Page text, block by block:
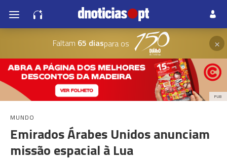
Faltam 65 diaspara os ×
PUB
MUNDO
Emirados Árabes Unidos anunciam
missão espacial à Lua